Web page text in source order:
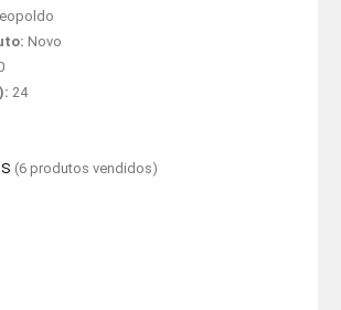
Novo
24
(6 produtos vendidos)